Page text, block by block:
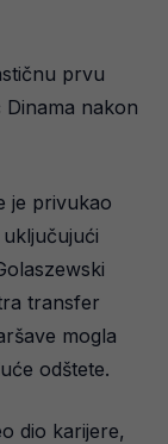
prvu
nakon
je privukao
transfer
mogla
odštete.
dio karijere,